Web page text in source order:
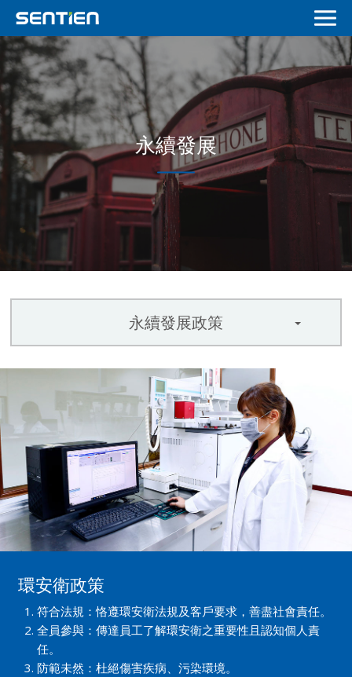
永續發展
永續發展政策
環安衛政策
符合法規：恪遵環安衛法規及客戶要求，善盡社會責任。
全員參與：傳達員工了解環安衛之重要性且認知個人責
任。
防範未然：杜絕傷害疾病、污染環境。